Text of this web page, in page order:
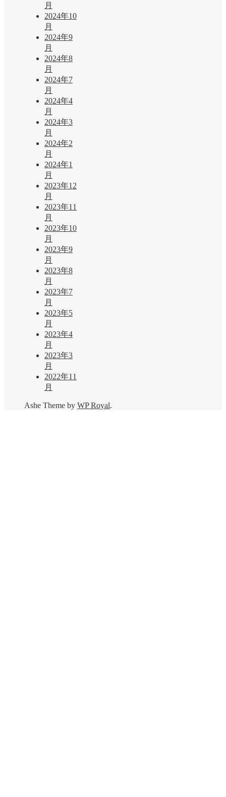
月
2024年10
月
2024年9
月
2024年8
月
2024年7
月
2024年4
月
2024年3
月
2024年2
月
2024年1
月
2023年12
月
2023年11
月
2023年10
月
2023年9
月
2023年8
月
2023年7
月
2023年5
月
2023年4
月
2023年3
月
2022年11
月
Ashe Theme by WP Royal.